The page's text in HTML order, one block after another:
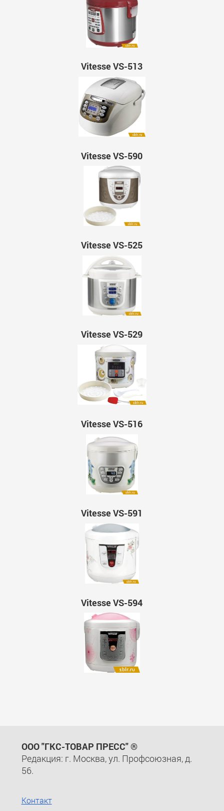
Vitesse VS-513
Vitesse VS-590
Vitesse VS-525
Vitesse VS-529
Vitesse VS-516
Vitesse VS-591
Vitesse VS-594
ООО "ГКС-ТОВАР ПРЕСС" ®
Редакция: г. Москва, ул. Профсоюзная, д.
56.
Контакт